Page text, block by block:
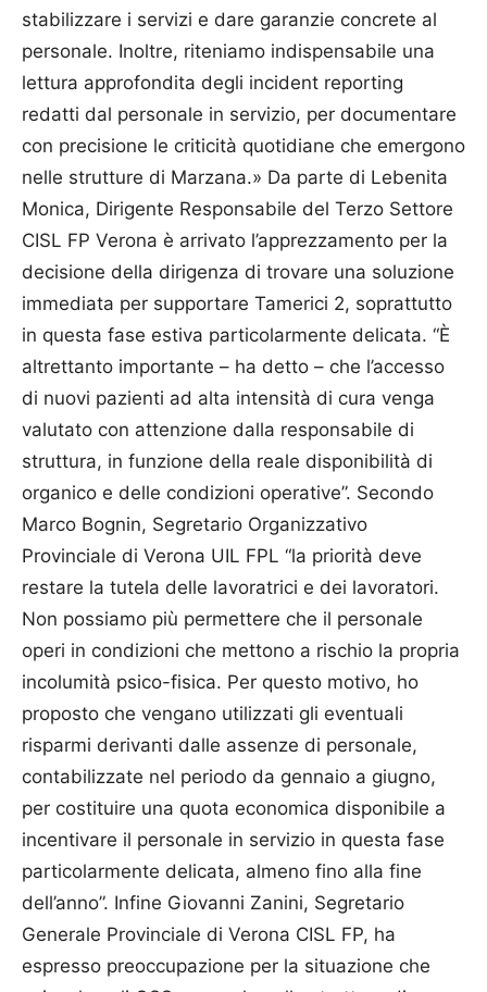
stabilizzare i servizi e dare garanzie concrete al
personale. Inoltre, riteniamo indispensabile una
lettura approfondita degli incident reporting
redatti dal personale in servizio, per documentare
con precisione le criticità quotidiane che emergono
nelle strutture di Marzana.» Da parte di Lebenita
Monica, Dirigente Responsabile del Terzo Settore
CISL FP Verona è arrivato l’apprezzamento per la
decisione della dirigenza di trovare una soluzione
immediata per supportare Tamerici 2, soprattutto
in questa fase estiva particolarmente delicata. “È
altrettanto importante – ha detto – che l’accesso
di nuovi pazienti ad alta intensità di cura venga
valutato con attenzione dalla responsabile di
struttura, in funzione della reale disponibilità di
organico e delle condizioni operative”. Secondo
Marco Bognin, Segretario Organizzativo
Provinciale di Verona UIL FPL “la priorità deve
restare la tutela delle lavoratrici e dei lavoratori.
Non possiamo più permettere che il personale
operi in condizioni che mettono a rischio la propria
incolumità psico-fisica. Per questo motivo, ho
proposto che vengano utilizzati gli eventuali
risparmi derivanti dalle assenze di personale,
contabilizzate nel periodo da gennaio a giugno,
per costituire una quota economica disponibile a
incentivare il personale in servizio in questa fase
particolarmente delicata, almeno fino alla fine
dell’anno”. Infine Giovanni Zanini, Segretario
Generale Provinciale di Verona CISL FP, ha
espresso preoccupazione per la situazione che